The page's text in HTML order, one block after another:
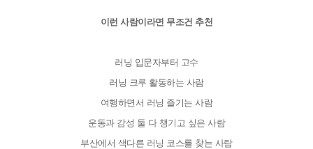
이런 사람이라면 무조건 추천
러닝 입문자부터 고수
러닝 크루 활동하는 사람
여행하면서 러닝 즐기는 사람
운동과 감성 둘 다 챙기고 싶은 사람
부산에서 색다른 러닝 코스를 찾는 사람